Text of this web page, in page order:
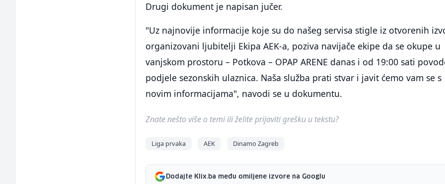
Drugi dokument je napisan jučer.
"Uz najnovije informacije koje su do našeg servisa stigle iz otvorenih
organizovani ljubitelji Ekipa AEK-a, poziva navijače ekipe da se okupe u
vanjskom prostoru – Potkova – OPAP ARENE danas i od 19:00 sati
podjele sezonskih ulaznica. Naša služba prati stvar i javit ćemo vam se s
novim informacijama", navodi se u dokumentu.
Znate nešto više o temi ili želite prijaviti grešku u tekstu?
Liga prvaka AEK Dinamo Zagreb
Dodajte Klix.ba među omiljene izvore na Googlu